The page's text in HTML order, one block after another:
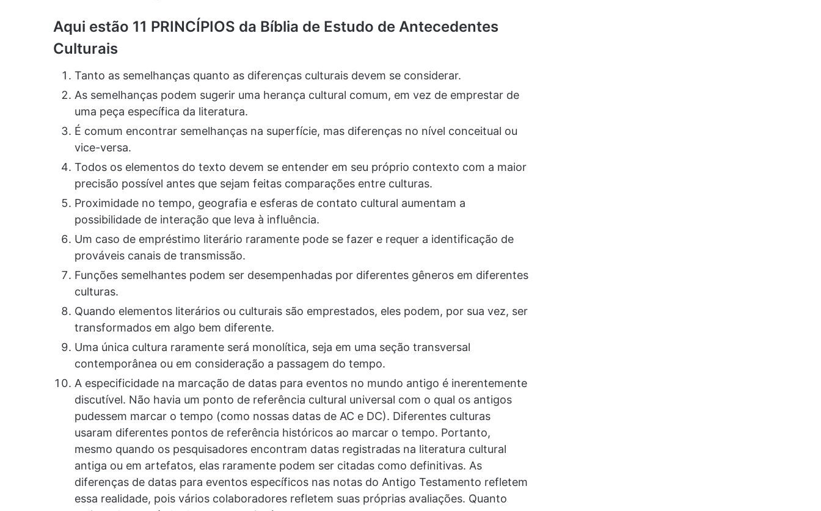
Aqui estão 11 PRINCÍPIOS da Bíblia de Estudo de Antecedentes
Culturais
Tanto as semelhanças quanto as diferenças culturais devem se considerar.
As semelhanças podem sugerir uma herança cultural comum, em vez de emprestar de
uma peça específica da literatura.
É comum encontrar semelhanças na superfície, mas diferenças no nível conceitual ou
vice-versa.
Todos os elementos do texto devem se entender em seu próprio contexto com a maior
precisão possível antes que sejam feitas comparações entre culturas.
Proximidade no tempo, geografia e esferas de contato cultural aumentam a
possibilidade de interação que leva à influência.
Um caso de empréstimo literário raramente pode se fazer e requer a identificação de
prováveis ​​canais de transmissão.
Funções semelhantes podem ser desempenhadas por diferentes gêneros em diferentes
culturas.
Quando elementos literários ou culturais são emprestados, eles podem, por sua vez, ser
transformados em algo bem diferente.
Uma única cultura raramente será monolítica, seja em uma seção transversal
contemporânea ou em consideração a passagem do tempo.
A especificidade na marcação de datas para eventos no mundo antigo é inerentemente
discutível. Não havia um ponto de referência cultural universal com o qual os antigos
pudessem marcar o tempo (como nossas datas de AC e DC). Diferentes culturas
usaram diferentes pontos de referência históricos ao marcar o tempo. Portanto,
mesmo quando os pesquisadores encontram datas registradas na literatura cultural
antiga ou em artefatos, elas raramente podem ser citadas como definitivas. As
diferenças de datas para eventos específicos nas notas do Antigo Testamento refletem
essa realidade, pois vários colaboradores refletem suas próprias avaliações. Quanto